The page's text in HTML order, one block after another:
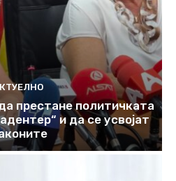
престане политичката
и да се усвојат